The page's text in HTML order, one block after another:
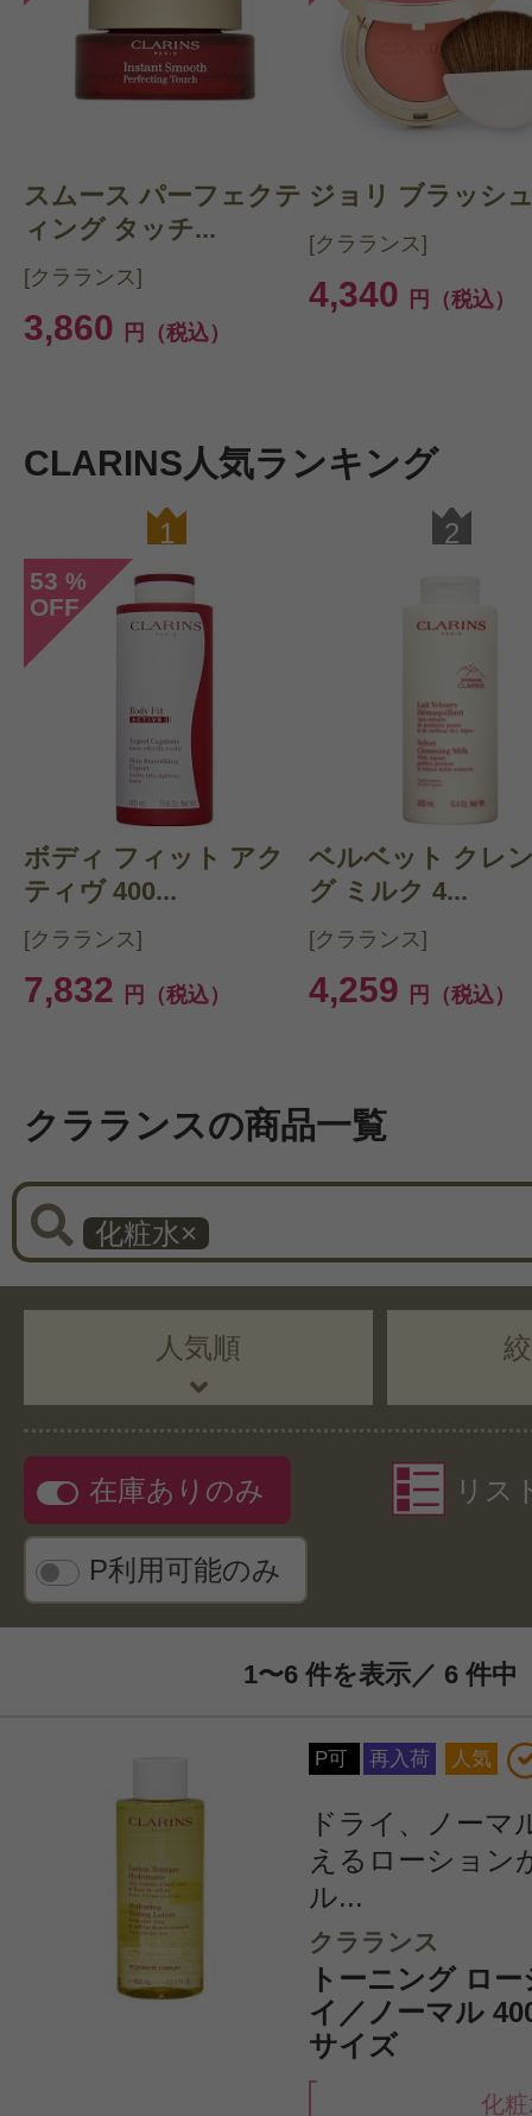
スムース パーフェクテ
ィング タッチ...
[クラランス]
3,860 円（税込）
ジョリ ブラッシ
[クラランス]
4,340 円（税込）
CLARINS人気ランキング
1
53 %
OFF
ボディ フィット アク
ティヴ 400...
[クラランス]
7,832 円（税込）
2
ベルベット クレ
グ ミルク 4...
[クラランス]
4,259 円（税込）
クラランスの商品一覧
化粧水×
人気順
在庫ありのみ
P利用可能のみ
リス
1〜6 件を表示／ 6 件中
P可 再入荷 人気
ドライ、ノーマ
えるローション
ル...
クラランス
トーニング ロ
イ／ノーマル
サイズ
化